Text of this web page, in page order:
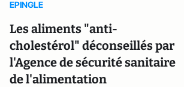
EPINGLE
Les aliments "anti-
cholestérol" déconseillés par
l'Agence de sécurité sanitaire
de l'alimentation